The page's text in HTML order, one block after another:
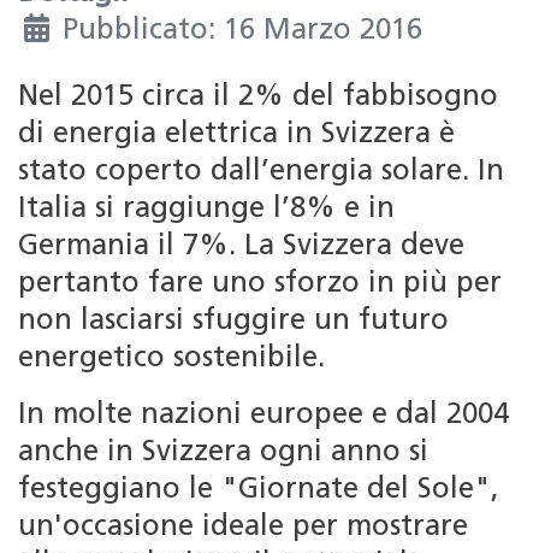
Pubblicato: 16 Marzo 2016
Nel 2015 circa il 2% del fabbisogno
di energia elettrica in Svizzera è
stato coperto dall’energia solare. In
Italia si raggiunge l’8% e in
Germania il 7%. La Svizzera deve
pertanto fare uno sforzo in più per
non lasciarsi sfuggire un futuro
energetico sostenibile.
In molte nazioni europee e dal 2004
anche in Svizzera ogni anno si
festeggiano le "Giornate del Sole",
un'occasione ideale per mostrare